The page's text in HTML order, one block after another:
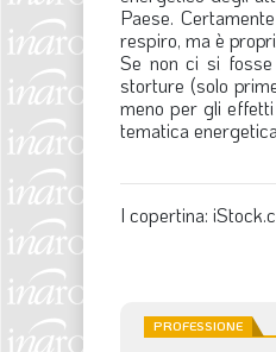
Paese.
respiro, ma è
Se non ci si
storture (solo
meno per gli
tematica
I copertina:
PROFESSIONE